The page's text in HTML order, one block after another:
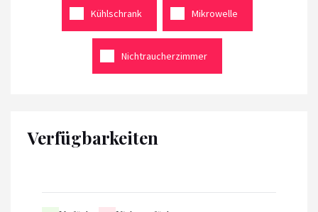
Kühlschrank Mikrowelle
Nichtraucherzimmer
Verfügbarkeiten